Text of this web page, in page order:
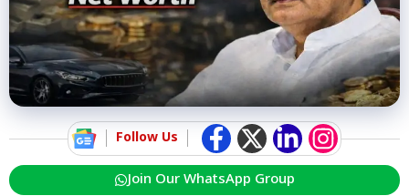
Follow Us
Join Our WhatsApp Group